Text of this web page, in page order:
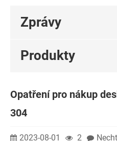
Zprávy
Produkty
Opatření pro nákup
304
2023-08-01 2